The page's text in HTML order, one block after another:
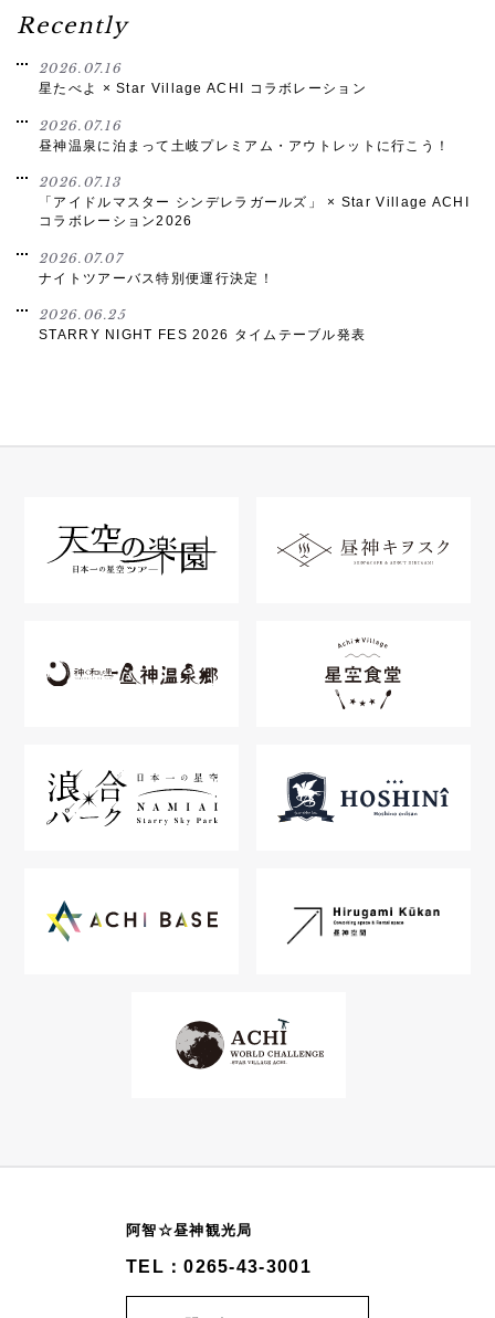
Recently
2026.07.16
星たべよ × Star Village ACHI コラボレーション
2026.07.16
昼神温泉に泊まって土岐プレミアム・アウトレットに行こう！
2026.07.13
「アイドルマスター シンデレラガールズ」 × Star Village ACHI
コラボレーション2026
2026.07.07
ナイトツアーバス特別便運行決定！
2026.06.25
STARRY NIGHT FES 2026 タイムテーブル発表
阿智☆昼神観光局
TEL：0265-43-3001